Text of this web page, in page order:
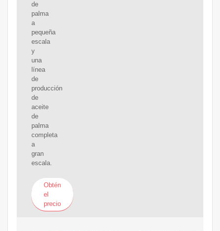
de
palma
a
pequeña
escala
y
una
línea
de
producción
de
aceite
de
palma
completa
a
gran
escala.
Obtén
el
precio